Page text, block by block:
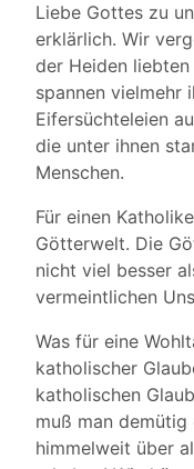
Liebe Gottes zu
erklärlich. Wir
der Heiden
spannen vielmehr
Eifersüchteleien
die unter ihnen
Menschen.
Für einen
Götterwelt. Die
nicht viel besser
vermeintlichen
Was für eine
katholischer
katholischen
muß man
himmelweit über